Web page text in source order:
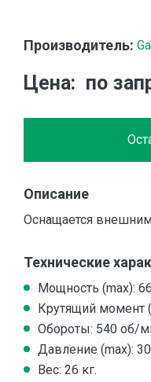
Производитель:
Цена по
Описание
Оснащается
Технические
Мощность (max):
Крутящий момент
Обороты: 540 об/
Давление (max):
Вес: 26 кг.